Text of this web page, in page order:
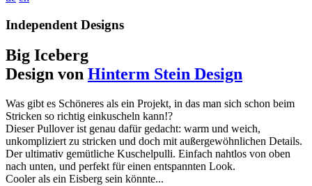
Independent Designs
Big Iceberg
Design von Hinterm Stein Design
Was gibt es Schöneres als ein Projekt, in das man sich schon beim
Stricken so richtig einkuscheln kann!?
Dieser Pullover ist genau dafür gedacht: warm und weich,
unkompliziert zu stricken und doch mit außergewöhnlichen Details.
Der ultimativ gemütliche Kuschelpulli. Einfach nahtlos von oben
nach unten, und perfekt für einen entspannten Look.
Cooler als ein Eisberg sein könnte...